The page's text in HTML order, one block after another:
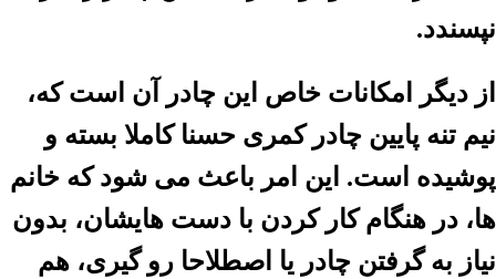
نپسندد.
از دیگر امکانات خاص این چادر آن است که،
نیم تنه پایین چادر کمری حسنا کاملا بسته و
پوشیده است. این امر باعث می شود که خانم
ها، در هنگام کار کردن با دست هایشان، بدون
نیاز به گرفتن چادر یا اصطلاحا رو گیری، هم